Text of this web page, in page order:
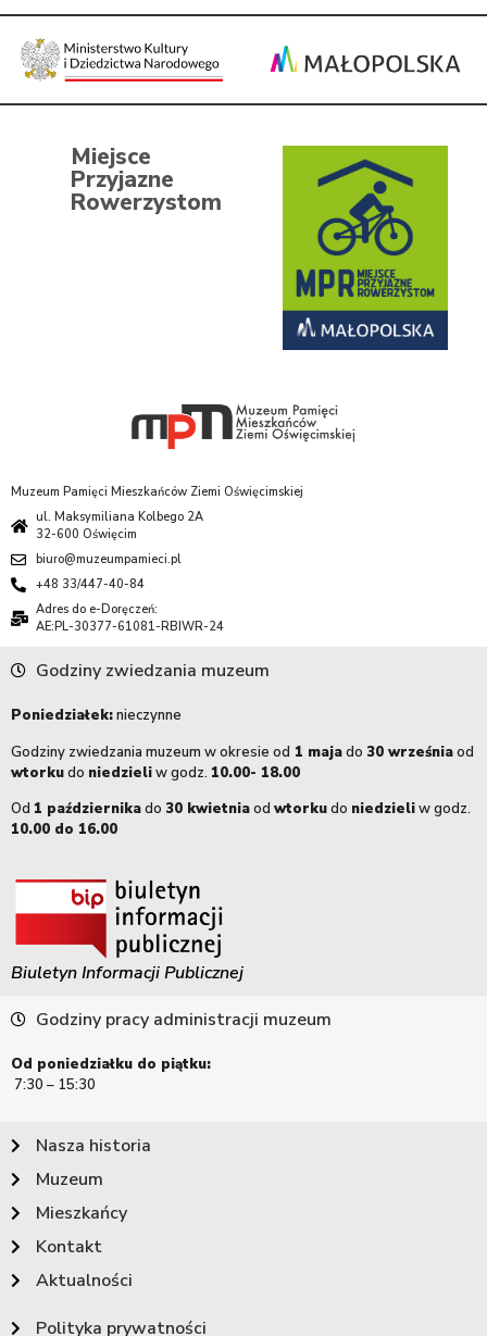
Miejsce
Przyjazne
Rowerzystom
Muzeum Pamięci Mieszkańców Ziemi Oświęcimskiej
ul. Maksymiliana Kolbego 2A
32-600 Oświęcim
biuro@muzeumpamieci.pl
+48 33/447-40-84
Adres do e-Doręczeń:
AE:PL-30377-61081-RBIWR-24
Godziny zwiedzania muzeum
Poniedziałek:nieczynne
Godziny zwiedzania muzeum w okresie od 1 majado 30 wrześniaod
wtorkudo niedzieliw godz. 10.00- 18.00
Od 1 październikado 30 kwietniaod wtorkudo niedzieliw godz.
10.00 do 16.00
Biuletyn Informacji Publicznej
Godziny pracy administracji muzeum
Od poniedziałku do piątku:
7:30 – 15:30
Nasza historia
Muzeum
Mieszkańcy
Kontakt
Aktualności
Polityka prywatności